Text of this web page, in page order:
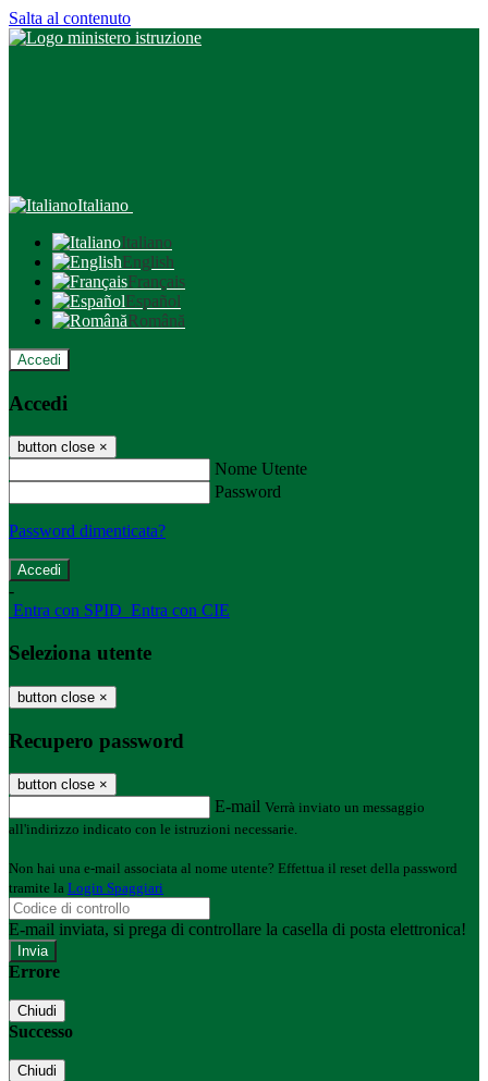
Salta al contenuto
Italiano
Italiano
English
Français
Español
Română
Accedi
Accedi
button close ×
Nome Utente
Password
Password dimenticata?
-
Entra con SPID Entra con CIE
Seleziona utente
button close ×
Recupero password
button close ×
E-mail Verrà inviato un messaggio
all'indirizzo indicato con le istruzioni necessarie.
Non hai una e-mail associata al nome utente? Effettua il reset della password
tramite la Login Spaggiari
E-mail inviata, si prega di controllare la casella di posta elettronica!
Errore
Chiudi
Successo
Chiudi